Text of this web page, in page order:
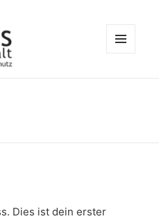
Dies ist dein erster